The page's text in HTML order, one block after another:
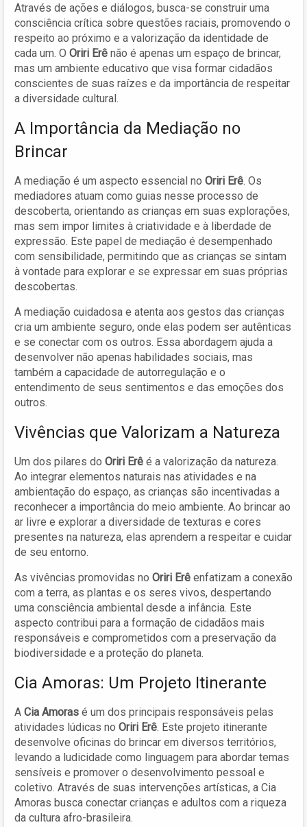
Através de ações e diálogos, busca-se construir uma
consciência crítica sobre questões raciais, promovendo o
respeito ao próximo e a valorização da identidade de
cada um. O Oriri Erê não é apenas um espaço de brincar,
mas um ambiente educativo que visa formar cidadãos
conscientes de suas raízes e da importância de respeitar
a diversidade cultural.
A Importância da Mediação no
Brincar
A mediação é um aspecto essencial no Oriri Erê. Os
mediadores atuam como guias nesse processo de
descoberta, orientando as crianças em suas explorações,
mas sem impor limites à criatividade e à liberdade de
expressão. Este papel de mediação é desempenhado
com sensibilidade, permitindo que as crianças se sintam
à vontade para explorar e se expressar em suas próprias
descobertas.
A mediação cuidadosa e atenta aos gestos das crianças
cria um ambiente seguro, onde elas podem ser autênticas
e se conectar com os outros. Essa abordagem ajuda a
desenvolver não apenas habilidades sociais, mas
também a capacidade de autorregulação e o
entendimento de seus sentimentos e das emoções dos
outros.
Vivências que Valorizam a Natureza
Um dos pilares do Oriri Erê é a valorização da natureza.
Ao integrar elementos naturais nas atividades e na
ambientação do espaço, as crianças são incentivadas a
reconhecer a importância do meio ambiente. Ao brincar ao
ar livre e explorar a diversidade de texturas e cores
presentes na natureza, elas aprendem a respeitar e cuidar
de seu entorno.
As vivências promovidas no Oriri Erê enfatizam a conexão
com a terra, as plantas e os seres vivos, despertando
uma consciência ambiental desde a infância. Este
aspecto contribui para a formação de cidadãos mais
responsáveis e comprometidos com a preservação da
biodiversidade e a proteção do planeta.
Cia Amoras: Um Projeto Itinerante
A Cia Amoras é um dos principais responsáveis pelas
atividades lúdicas no Oriri Erê. Este projeto itinerante
desenvolve oficinas do brincar em diversos territórios,
levando a ludicidade como linguagem para abordar temas
sensíveis e promover o desenvolvimento pessoal e
coletivo. Através de suas intervenções artísticas, a Cia
Amoras busca conectar crianças e adultos com a riqueza
da cultura afro-brasileira.